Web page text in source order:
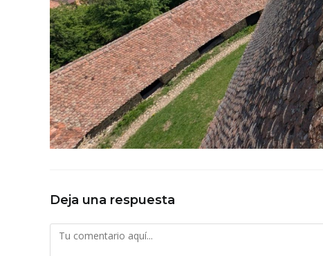
Deja una respuesta
Comentario